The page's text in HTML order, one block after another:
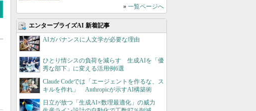
» 一覧ページへ
エンタープライズAI 新着記事
AIガバナンスに人文学が必要な理由
ひとり情シスの負荷を減らす 生成AIを「優
秀な部下」に変える活用例6選
Claude Codeでは「エージェントを作るな、ス
キルを作れ」 Anthropicが示すAI構築術
日立が放つ「生成AI×数理最適化」の威力